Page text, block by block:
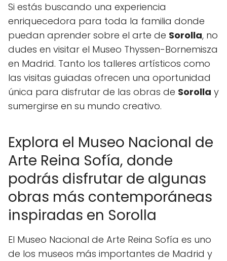
Si estás buscando una experiencia
enriquecedora para toda la familia donde
puedan aprender sobre el arte de Sorolla, no
dudes en visitar el Museo Thyssen-Bornemisza
en Madrid. Tanto los talleres artísticos como
las visitas guiadas ofrecen una oportunidad
única para disfrutar de las obras de Sorolla y
sumergirse en su mundo creativo.
Explora el Museo Nacional de
Arte Reina Sofía, donde
podrás disfrutar de algunas
obras más contemporáneas
inspiradas en Sorolla
El Museo Nacional de Arte Reina Sofía es uno
de los museos más importantes de Madrid y